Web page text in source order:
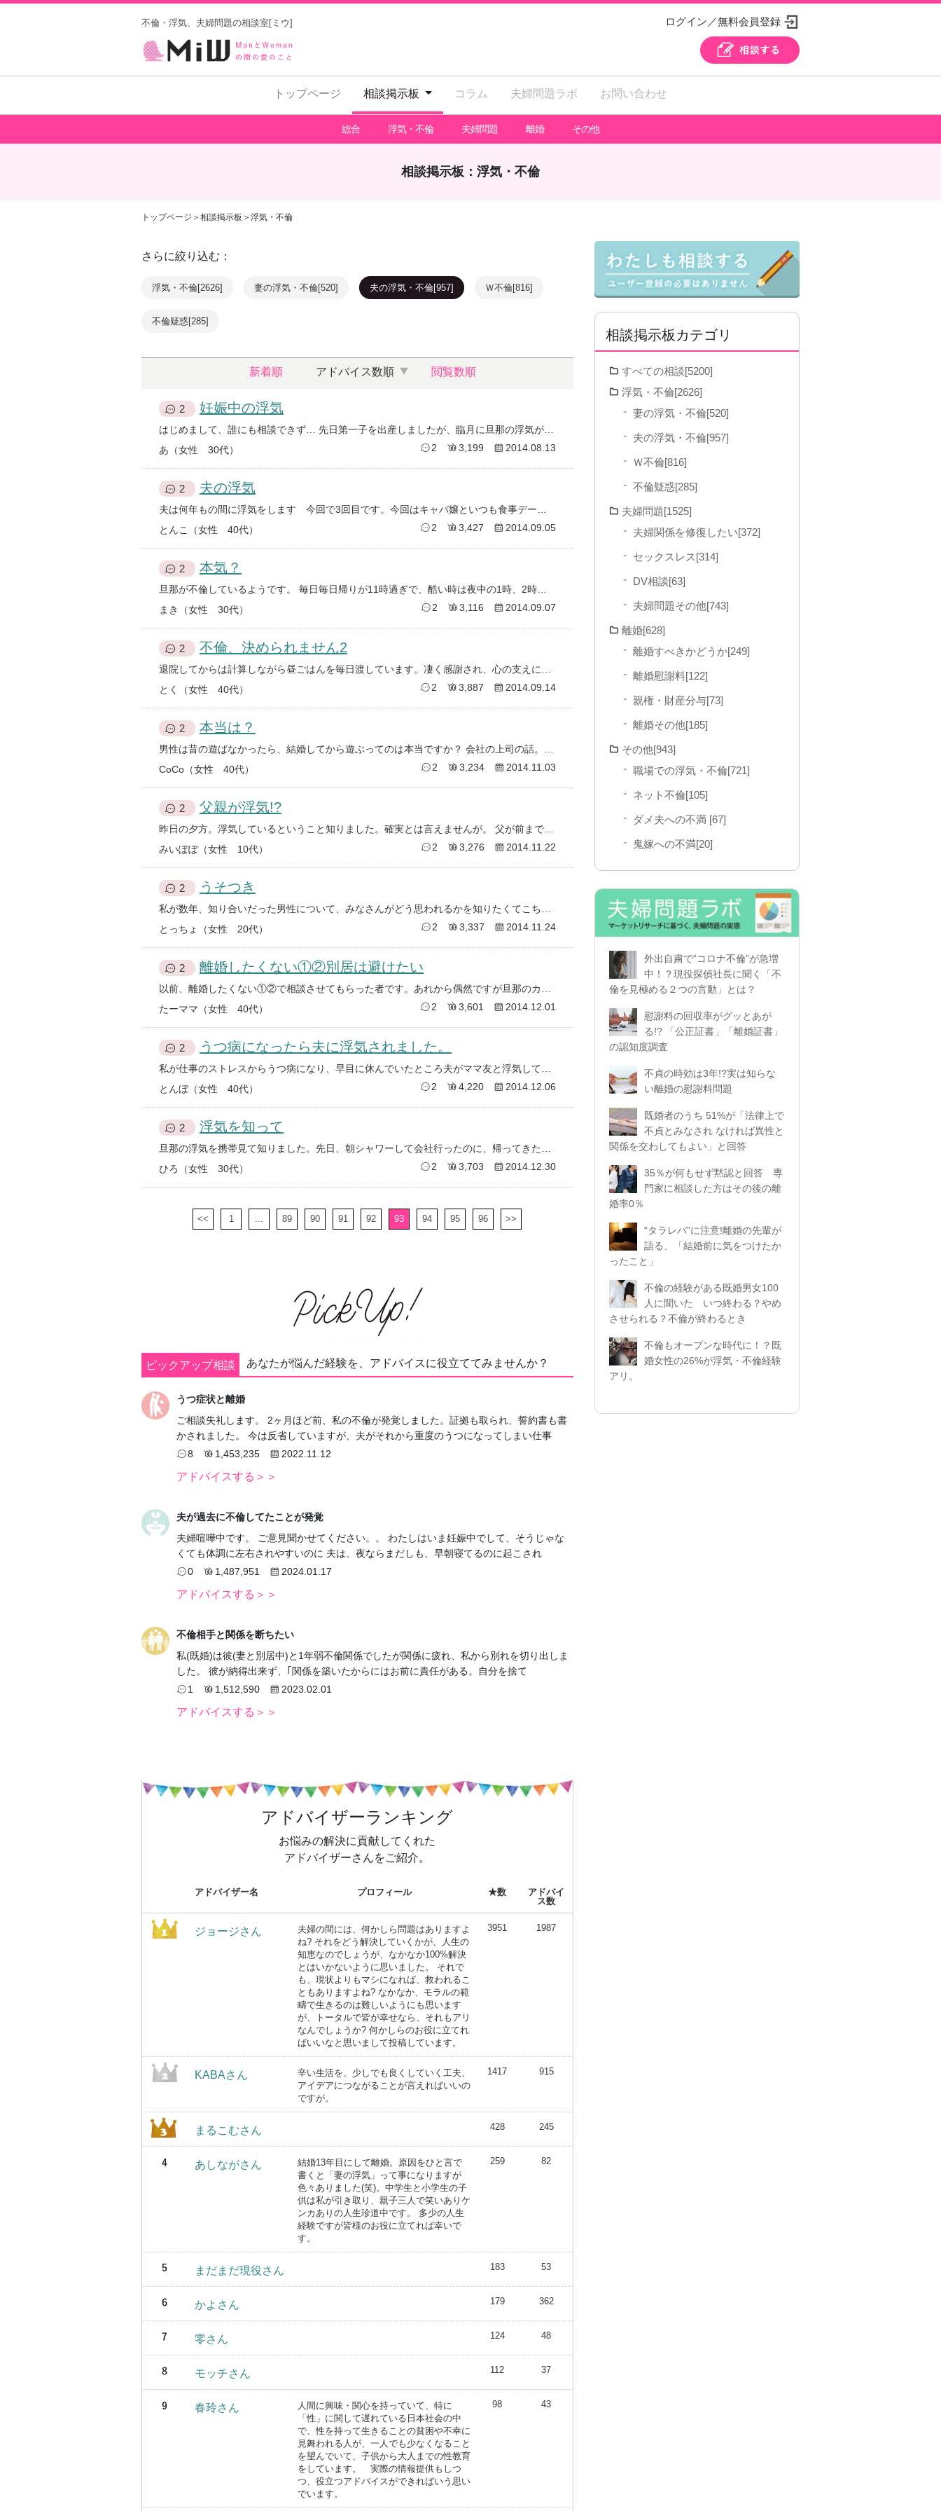
不倫・浮気、夫婦問題の相談室[ミウ] ログイン／無料会員登録
トップページ 相談掲示板 コラム 夫婦問題ラボ お問い合わせ
総合 浮気・不倫 夫婦問題 離婚 その他
相談掲示板：浮気・不倫
トップページ ＞ 相談掲示板 ＞浮気・不倫
さらに絞り込む：
浮気・不倫[2626] 妻の浮気・不倫[520] 夫の浮気・不倫[957] Ｗ不倫[816]
不倫疑惑[285]
新着順 アドバイス数順 閲覧数順
2 妊娠中の浮気
あ（女性 30代）
2 3,199 2014.08.13
2 夫の浮気
とんこ（女性 40代）
2 3,427 2014.09.05
2 本気？
まき（女性 30代）
2 3,116 2014.09.07
2 不倫、決められません2
とく（女性 40代）
2 3,887 2014.09.14
2 本当は？
CoCo（女性 40代）
2 3,234 2014.11.03
2 父親が浮気!?
みいぽぽ（女性 10代）
2 3,276 2014.11.22
2 うそつき
とっちょ（女性 20代）
2 3,337 2014.11.24
2 離婚したくない①②別居は避けたい
たーママ（女性 40代）
2 3,601 2014.12.01
2 うつ病になったら夫に浮気されました。
とんぼ（女性 40代）
2 4,220 2014.12.06
2 浮気を知って
ひろ（女性 30代）
2 3,703 2014.12.30
<< 1 ... 89 90 91 92 93 94 95 96 >>
ピックアップ相談 あなたが悩んだ経験を、アドバイスに役立ててみませんか？
うつ症状と離婚
ご相談失礼します。 2ヶ月ほど前、私の不倫が発覚しました。証拠も取られ、誓約書も書
かされました。 今は反省していますが、夫がそれから重度のうつになってしまい仕事
8
1,453,235 2022.11.12
アドバイスする＞＞
夫が過去に不倫してたことが発覚
夫婦喧嘩中です。 ご意見聞かせてください。。 わたしはいま妊娠中でして、そうじゃな
くても体調に左右されやすいのに 夫は、夜ならまだしも、早朝寝てるのに起こされ
0
1,487,951 2024.01.17
アドバイスする＞＞
不倫相手と関係を断ちたい
私(既婚)は彼(妻と別居中)と1年弱不倫関係でしたが関係に疲れ、私から別れを切り出しま
した。 彼が納得出来ず、｢関係を築いたからにはお前に責任がある。自分を捨て
1
1,512,590 2023.02.01
アドバイスする＞＞
アドバイザーランキング
お悩みの解決に貢献してくれた
アドバイザーさんをご紹介。
アドバイザー名 プロフィール ★数
アドバイ
ス数
ジョージさん
夫婦の間には、何かしら問題はありますよ
ね? それをどう解決していくかが、人生の
知恵なのでしょうが、なかなか100%解決
とはいかないように思いました。 それで
も、現状よりもマシになれば、救われるこ
ともありますよね? なかなか、モラルの範
疇で生きるのは難しいようにも思います
が、トータルで皆が幸せなら、それもアリ
なんでしょうか? 何かしらのお役に立てれ
ばいいなと思いまして投稿しています。
3951 1987
KABAさん
辛い生活を、少しでも良くしていく工夫、
アイデアにつながることが言えればいいの
ですが。
1417 915
まるこむさん 428 245
あしながさん
結婚13年目にして離婚。原因をひと言で
書くと「妻の浮気」って事になりますが
色々ありました(笑)。中学生と小学生の子
供は私が引き取り、親子三人で笑いありケ
ンカありの人生珍道中です。 多少の人生
経験ですが皆様のお役に立てれば幸いで
す。
259 82
まだまだ現役さん 183 53
かよさん 179 362
零さん 124 48
モッチさん 112 37
春玲さん
人間に興味・関心を持っていて、特に
「性」に関して遅れている日本社会の中
で、性を持って生きることの貧困や不幸に
見舞われる人が、一人でも少なくなること
を望んでいて、子供から大人までの性教育
をしています。 実際の情報提供もしつ
つ、役立つアドバイスができればいう思い
でいます。
98 43
相談掲示板カテゴリ
すべての相談[5200]
浮気・不倫[2626]
妻の浮気・不倫[520]
夫の浮気・不倫[957]
Ｗ不倫[816]
不倫疑惑[285]
夫婦問題[1525]
夫婦関係を修復したい[372]
セックスレス[314]
DV相談[63]
夫婦問題その他[743]
離婚[628]
離婚すべきかどうか[249]
離婚慰謝料[122]
親権・財産分与[73]
離婚その他[185]
その他[943]
職場での浮気・不倫[721]
ネット不倫[105]
ダメ夫への不満 [67]
鬼嫁への不満[20]
外出自粛で“コロナ不倫”が急増
中！？現役探偵社長に聞く「不
倫を見極める２つの言動」とは？
慰謝料の回収率がグッとあが
る!? 「公正証書」「離婚証書」
の認知度調査
不貞の時効は3年!?実は知らな
い離婚の慰謝料問題
既婚者のうち 51%が「法律上で
不貞とみなされ なければ異性と
関係を交わしてもよい」と回答
35％が何もせず黙認と回答 専
門家に相談した方はその後の離
婚率0％
“タラレバ”に注意!離婚の先輩が
語る、「結婚前に気をつけたか
ったこと」
不倫の経験がある既婚男女100
人に聞いた いつ終わる？やめ
させられる？不倫が終わるとき
不倫もオープンな時代に！？既
婚女性の26%が浮気・不倫経験
アリ。